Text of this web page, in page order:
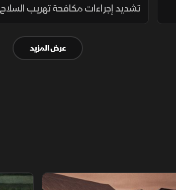
تشديد إجراءات مكافحة تهريب
تتبادل واشنطن وطهران
هرمز ومنشآت الطاقة الإقليمية.
عرض المزيد
تاريخ مجهول عودة